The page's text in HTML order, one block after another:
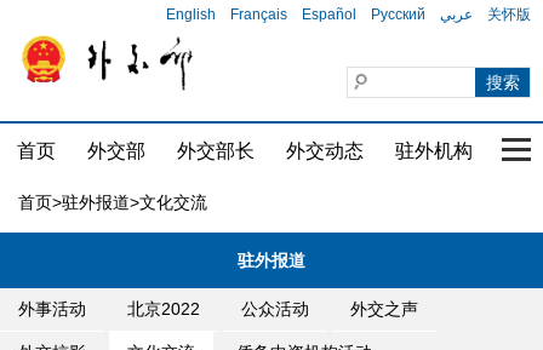
English Français Español Русский عربي 关怀版
首页 外交部 外交部长 外交动态 驻外机构 国
首页>驻外报道>文化交流
驻外报道
外事活动 北京2022 公众活动 外交之声